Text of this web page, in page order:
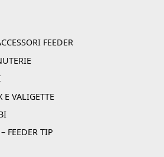
FEEDER
E VALIGETTE
FEEDER TIP